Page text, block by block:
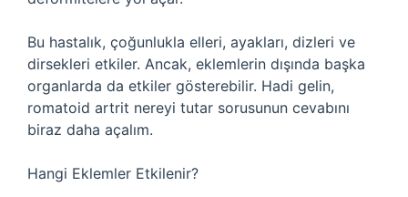
Bu hastalık, çoğunlukla elleri, ayakları, dizleri ve
dirsekleri etkiler. Ancak, eklemlerin dışında başka
organlarda da etkiler gösterebilir. Hadi gelin,
romatoid artrit nereyi tutar sorusunun cevabını
biraz daha açalım.
Hangi Eklemler Etkilenir?